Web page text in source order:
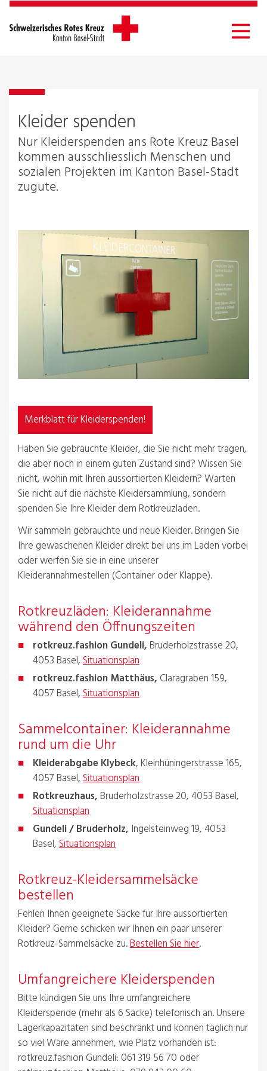
Kleider dem Roten Kreuz Basel spenden
Kleider spenden
Nur Kleiderspenden ans Rote Kreuz Basel
kommen ausschliesslich Menschen und
sozialen Projekten im Kanton Basel-Stadt
zugute.
Merkblatt für Kleiderspenden!
Haben Sie gebrauchte Kleider, die Sie nicht mehr tragen,
die aber noch in einem guten Zustand sind? Wissen Sie
nicht, wohin mit Ihren aussortierten Kleidern? Warten
Sie nicht auf die nächste Kleidersammlung, sondern
spenden Sie Ihre Kleider dem Rotkreuzladen.
Wir sammeln gebrauchte und neue Kleider. Bringen Sie
Ihre gewaschenen Kleider direkt bei uns im Laden vorbei
oder werfen Sie sie in eine unserer
Kleiderannahmestellen (Container oder Klappe).
Rotkreuzläden: Kleiderannahme
während den Öffnungszeiten
rotkreuz.fashion Gundeli,Bruderholzstrasse 20,
4053 Basel,Situationsplan
rotkreuz.fashion Matthäus, Claragraben 159,
4057 Basel,Situationsplan
Sammelcontainer: Kleiderannahme
rund um die Uhr
Kleiderabgabe Klybeck, Kleinhüningerstrasse 165,
4057 Basel,Situationsplan
Rotkreuzhaus,Bruderholzstrasse 20, 4053 Basel,
Situationsplan
Gundeli / Bruderholz, Ingelsteinweg 19, 4053
Basel,Situationsplan
Rotkreuz-Kleidersammelsäcke
bestellen
Fehlen Ihnen geeignete Säcke für Ihre aussortierten
Kleider? Gerne schicken wir Ihnen ein paar unserer
Rotkreuz-Sammelsäcke zu.Bestellen Sie hier.
Umfangreichere Kleiderspenden
Bitte kündigen Sie uns Ihre umfangreichere
Kleiderspende (mehr als 6 Säcke) telefonisch an. Unsere
Lagerkapazitäten sind beschränkt und können täglich nur
so viel Ware annehmen, wie Platz vorhanden ist:
rotkreuz.fashion Gundeli: 061 319 56 70 oder